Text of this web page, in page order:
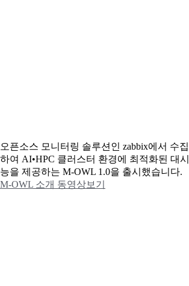
오픈소스 모니터링 솔루션인 zabbix에서 수
하여 AI•HPC 클러스터 환경에 최적화된 대
능을 제공하는 M-OWL 1.0을 출시했습니다.
M-OWL 소개 동영상보기